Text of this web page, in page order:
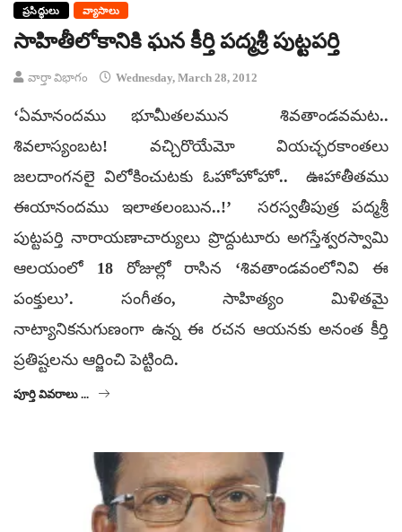
ప్రసిద్ధులు వ్యాసాలు
సాహితీలోకానికి ఘన కీర్తి పద్మశ్రీ పుట్టపర్తి
వార్తా విభాగం Wednesday, March 28, 2012
‘ఏమానందము భూమీతలమున శివతాండవమట..
శివలాస్యంబట! వచ్చిరొయేమో వియచ్ఛరకాంతలు
జలదాంగనలై విలోకించుటకు ఓహోహోహో.. ఊహాతీతము
ఈయానందము ఇలాతలంబున..!’ సరస్వతీపుత్ర పద్మశ్రీ
పుట్టపర్తి నారాయణాచార్యులు ప్రొద్దుటూరు అగస్తేశ్వరస్వామి
ఆలయంలో 18 రోజుల్లో రాసిన ‘శివతాండవంలోనివి ఈ
పంక్తులు’. సంగీతం, సాహిత్యం మిళితమై
నాట్యానికనుగుణంగా ఉన్న ఈ రచన ఆయనకు అనంత కీర్తి
ప్రతిష్టలను ఆర్జించి పెట్టింది.
పూర్తి వివరాలు ...